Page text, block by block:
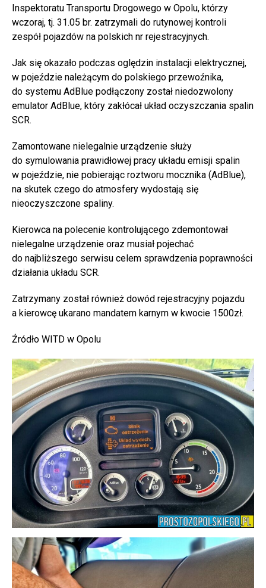
Inspektoratu Transportu Drogowego w Opolu, którzy
wczoraj, tj. 31.05 br. zatrzymali do rutynowej kontroli
zespół pojazdów na polskich nr rejestracyjnych.
Jak się okazało podczas oględzin instalacji elektrycznej,
w pojeździe należącym do polskiego przewoźnika,
do systemu AdBlue podłączony został niedozwolony
emulator AdBlue, który zakłócał układ oczyszczania spalin
SCR.
Zamontowane nielegalnie urządzenie służy
do symulowania prawidłowej pracy układu emisji spalin
w pojeździe, nie pobierając roztworu mocznika (AdBlue),
na skutek czego do atmosfery wydostają się
nieoczyszczone spaliny.
Kierowca na polecenie kontrolującego zdemontował
nielegalne urządzenie oraz musiał pojechać
do najbliższego serwisu celem sprawdzenia poprawności
działania układu SCR.
Zatrzymany został również dowód rejestracyjny pojazdu
a kierowcę ukarano mandatem karnym w kwocie 1500zł.
Źródło WITD w Opolu